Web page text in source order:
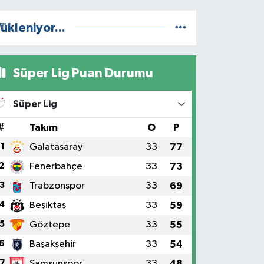
Süper Lig Puan Durumu
Süper Lig
Takım O P
1 Galatasaray 33 77
Fenerbahçe 33 73
3 Trabzonspor 33 69
Beşiktaş 33 59
5 Göztepe 33 55
Başakşehir 33 54